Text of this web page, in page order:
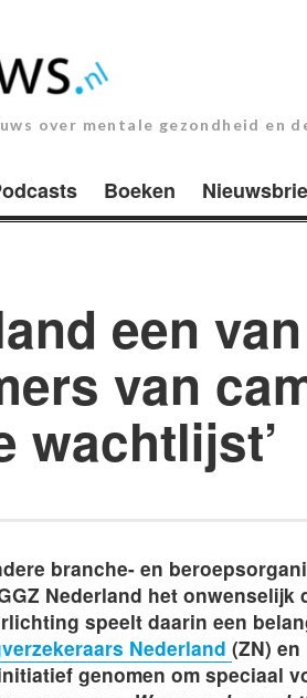
over mentale gezondheid en
Boeken
een
van
wachtlijst’
branche- en
Nederland het onwenselijk
speelt daarin een
Nederland (ZN)
genomen om speciaal